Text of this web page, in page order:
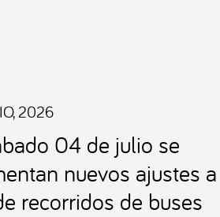
2026
04 de julio se
nuevos ajustes
recorridos de buses